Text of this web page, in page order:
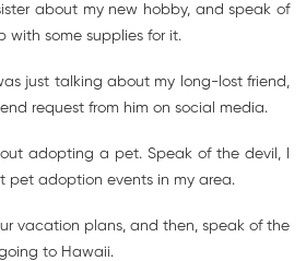
about my new hobby, and speak of
with some supplies for it.
just talking about my long-lost friend,
request from him on social media.
adopting a pet. Speak of the devil, I
pet adoption events in my area.
vacation plans, and then, speak of the
to Hawaii.